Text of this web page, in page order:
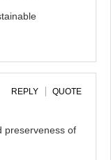
REPLY QUOTE
preserveness of